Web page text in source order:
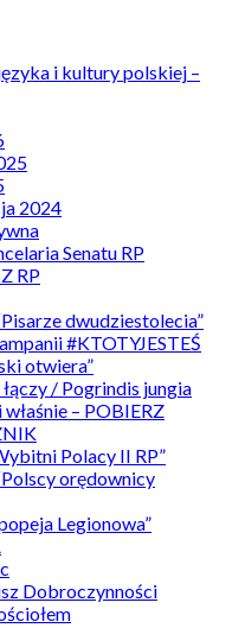
i kultury polskiej –
2024
Senatu RP
RP
dwudziestolecia”
#KTOTYJESTEŚ
otwiera”
/ Pogrindis jungia
– POBIERZ
Polacy II RP”
orędownicy
Legionowa”
Dobroczynności